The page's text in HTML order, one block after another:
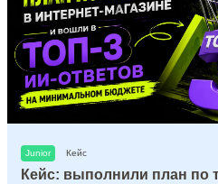
Junior Кейс
Кейс: выполнили план по